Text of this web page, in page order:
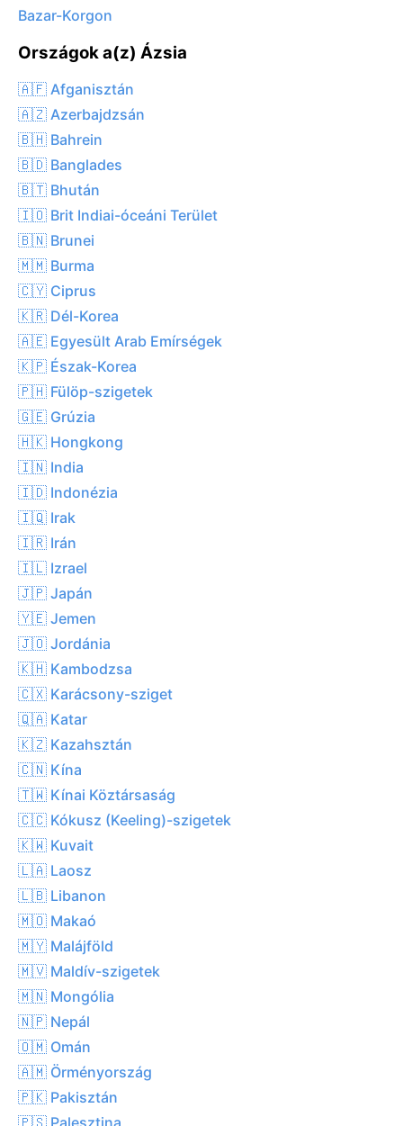
Bazar-Korgon
Országok a(z) Ázsia
🇦🇫 Afganisztán
🇦🇿 Azerbajdzsán
🇧🇭 Bahrein
🇧🇩 Banglades
🇧🇹 Bhután
🇮🇴 Brit Indiai-óceáni Terület
🇧🇳 Brunei
🇲🇲 Burma
🇨🇾 Ciprus
🇰🇷 Dél-Korea
🇦🇪 Egyesült Arab Emírségek
🇰🇵 Észak-Korea
🇵🇭 Fülöp-szigetek
🇬🇪 Grúzia
🇭🇰 Hongkong
🇮🇳 India
🇮🇩 Indonézia
🇮🇶 Irak
🇮🇷 Irán
🇮🇱 Izrael
🇯🇵 Japán
🇾🇪 Jemen
🇯🇴 Jordánia
🇰🇭 Kambodzsa
🇨🇽 Karácsony-sziget
🇶🇦 Katar
🇰🇿 Kazahsztán
🇨🇳 Kína
🇹🇼 Kínai Köztársaság
🇨🇨 Kókusz (Keeling)-szigetek
🇰🇼 Kuvait
🇱🇦 Laosz
🇱🇧 Libanon
🇲🇴 Makaó
🇲🇾 Malájföld
🇲🇻 Maldív-szigetek
🇲🇳 Mongólia
🇳🇵 Nepál
🇴🇲 Omán
🇦🇲 Örményország
🇵🇰 Pakisztán
🇵🇸 Palesztina